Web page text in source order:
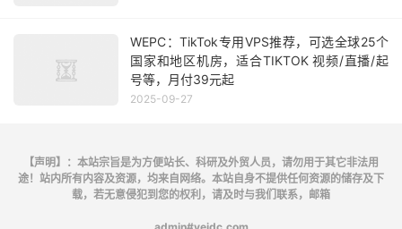
WEPC：TikTok专用VPS推荐，可选全球25个
国家和地区机房，适合TIKTOK 视频/直播/起
号等，月付39元起
2025-09-27
【声明】：本站宗旨是为方便站长、科研及外贸人员，请勿用于其它非法用
途！站内所有内容及资源，均来自网络。本站自身不提供任何资源的储存及下
载，若无意侵犯到您的权利，请及时与我们联系，邮箱